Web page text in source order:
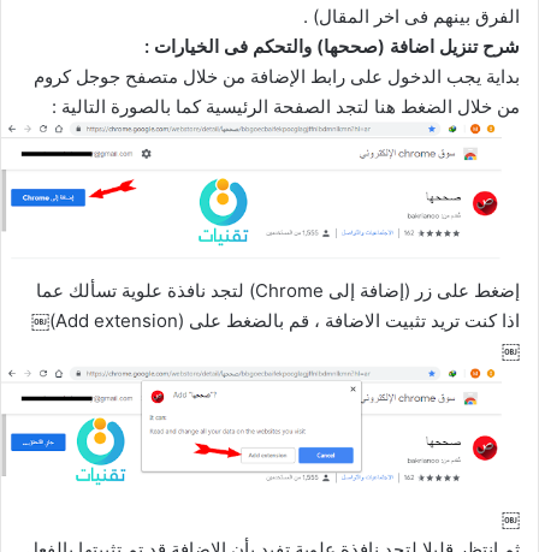
الفرق بينهم فى اخر المقال) .
شرح تنزيل اضافة (صححها) والتحكم فى الخيارات :
بداية يجب الدخول على رابط الإضافة من خلال متصفح جوجل كروم
من خلال الضغط هنا لتجد الصفحة الرئيسية كما بالصورة التالية :
إضغط على زر (إضافة إلى Chrome) لتجد نافذة علوية تسألك عما
اذا كنت تريد تثبيت الاضافة ، قم بالضغط على (Add extension)￼
￼
￼